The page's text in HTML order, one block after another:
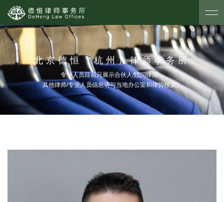
北京德恒（杭州）律师事务所
专业人员目前只展示合伙人/顾问律师，
其他律师/专业人员信息请与当地办公室和律协核实。